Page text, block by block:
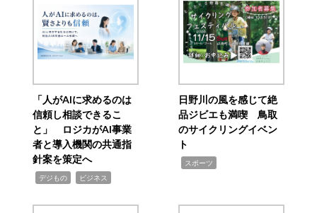
「人がAIに求めるのは
信頼し相談できるこ
と」 ロジカがAI事業
者と導入機関の共通指
針案を策定へ
デジもの ビジネス
日野川の風を感じて絶
品ジビエも満喫 鳥取
のサイクリングイベン
ト
スポーツ